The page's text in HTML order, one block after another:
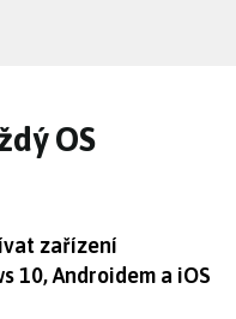
OS
zařízení
10, Androidem a iOS